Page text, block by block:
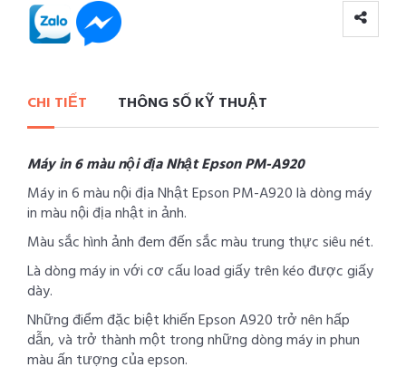
CHI TIẾT THÔNG SỐ KỸ THUẬT
Máy in 6 màu nội địa Nhật Epson PM-A920
Máy in 6 màu nội địa Nhật Epson PM-A920 là dòng máy
in màu nội địa nhật in ảnh.
Màu sắc hình ảnh đem đến sắc màu trung thực siêu nét.
Là dòng máy in với cơ cấu load giấy trên kéo được giấy
dày.
Những điểm đặc biệt khiến Epson A920 trở nên hấp
dẫn, và trở thành một trong những dòng máy in phun
màu ấn tượng của epson.